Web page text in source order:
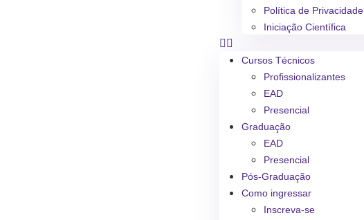
Política de Privacidade
Iniciação Científica
Cursos Técnicos
Profissionalizantes
EAD
Presencial
Graduação
EAD
Presencial
Pós-Graduação
Como ingressar
Inscreva-se